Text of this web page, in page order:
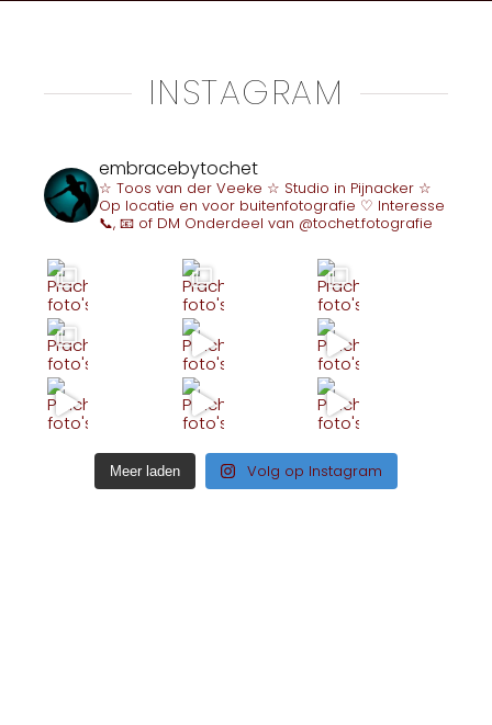
INSTAGRAM
embracebytochet
☆ Toos van der Veeke ☆ Studio in Pijnacker ☆
Op locatie en voor buitenfotografie ♡ Interesse
📞, 📧 of DM Onderdeel van @tochet.fotografie
Meer laden Volg op Instagram